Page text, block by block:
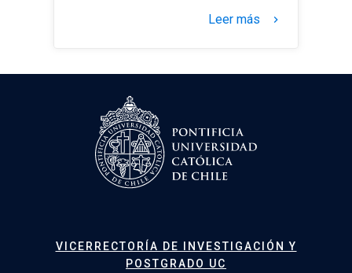
Leer más keyboard_arrow_right
VICERRECTORÍA DE INVESTIGACIÓN Y
POSTGRADO UC